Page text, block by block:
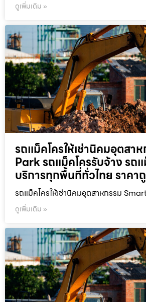
ดูเพิ่มเติม »
รถแม็คโครให้เช่านิคมอุตสา
Park รถแม็คโครรับจ้าง รถแ
บริการทุกพื้นที่ทั่วไทย ราคา
รถแม็คโครให้เช่านิคมอุตสาหกรรม
ดูเพิ่มเติม »